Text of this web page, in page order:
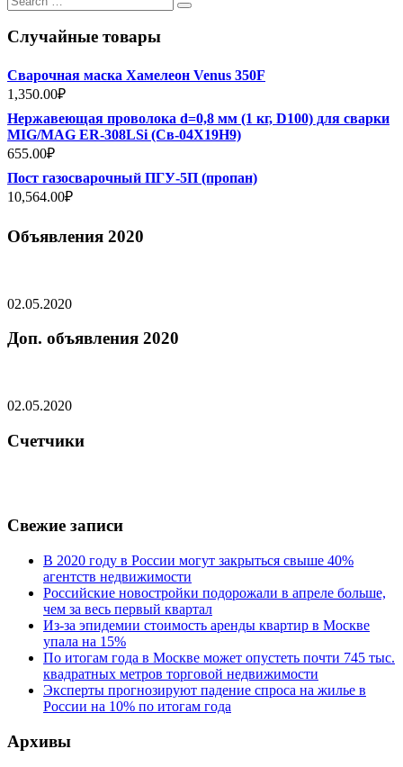
for:
Случайные товары
Сварочная маска Хамелеон Venus 350F
1,350.00₽
Нержавеющая проволока d=0,8 мм (1 кг, D100) для сварки
MIG/MAG ER-308LSi (Св-04Х19Н9)
655.00₽
Пост газосварочный ПГУ-5П (пропан)
10,564.00₽
Объявления 2020
02.05.2020
Доп. объявления 2020
02.05.2020
Счетчики
Свежие записи
В 2020 году в России могут закрыться свыше 40%
агентств недвижимости
Российские новостройки подорожали в апреле больше,
чем за весь первый квартал
Из-за эпидемии стоимость аренды квартир в Москве
упала на 15%
По итогам года в Москве может опустеть почти 745 тыс.
квадратных метров торговой недвижимости
Эксперты прогнозируют падение спроса на жилье в
России на 10% по итогам года
Архивы